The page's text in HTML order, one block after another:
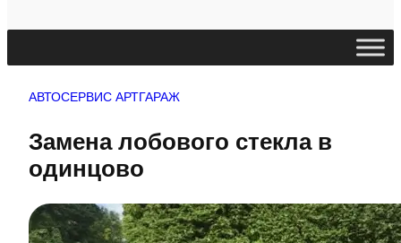
АВТОСЕРВИС АРТГАРАЖ
Замена лобового стекла в
одинцово